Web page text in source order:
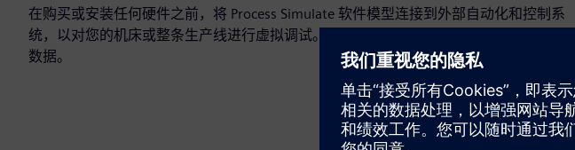
在购买或安装任何硬件之前，将 Process Simulate 软件模型连接到外部自动化和控制系
统，以对您的机床或整条生产线进行虚拟调试。简化从概念设计到车间的现有制造和工程
数据。